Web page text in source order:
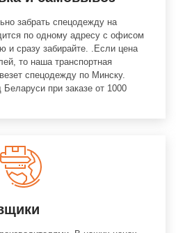
забрать спецодежду на
по одному адресу с офисом
и сразу забирайте. .Если цена
то наша транспортная
спецодежду по Минску.
при заказе от 1000